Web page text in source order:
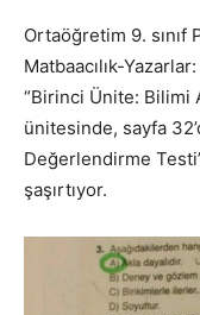
Ortaöğretim 9. sınıf
Matbaacılık-
“Birinci Ünite: Bilimi
ünitesinde, sayfa
Değerlendirme
şaşırtıyor.